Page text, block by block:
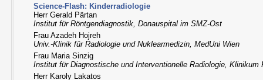
Science-Flash: Kinderradiologie
Herr Gerald Pärtan
Institut für Röntgendiagnostik, Donauspital im SMZ-Ost
Frau Azadeh Hojreh
Univ.-Klinik für Radiologie und Nuklearmedizin, MedUni Wien
Frau Maria Sinzig
Institut für Diagnostische und Interventionelle Radiologie, Klinikum
Herr Karoly Lakatos